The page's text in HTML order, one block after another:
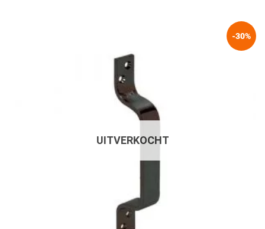
-30%
UITVERKOCHT